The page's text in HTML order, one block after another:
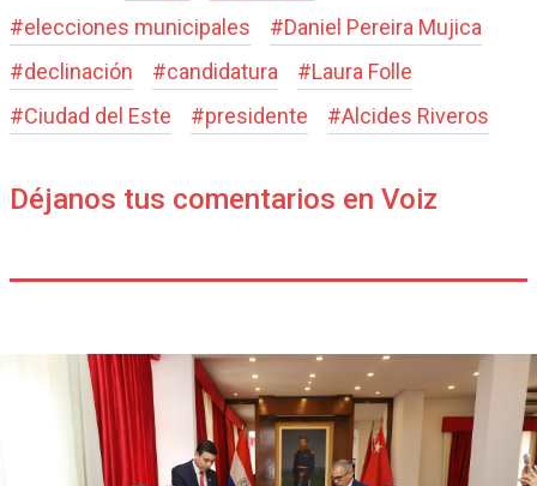
#elecciones municipales #Daniel Pereira Mujica
#declinación #candidatura #Laura Folle
#Ciudad del Este #presidente #Alcides Riveros
Déjanos tus comentarios en Voiz